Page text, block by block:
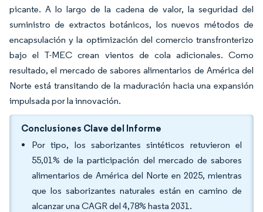
picante. A lo largo de la cadena de valor, la seguridad del
suministro de extractos botánicos, los nuevos métodos de
encapsulación y la optimización del comercio transfronterizo
bajo el T-MEC crean vientos de cola adicionales. Como
resultado, el mercado de sabores alimentarios de América del
Norte está transitando de la maduración hacia una expansión
impulsada por la innovación.
Conclusiones Clave del Informe
Por tipo, los saborizantes sintéticos retuvieron el
55,01% de la participación del mercado de sabores
alimentarios de América del Norte en 2025, mientras
que los saborizantes naturales están en camino de
alcanzar una CAGR del 4,78% hasta 2031.